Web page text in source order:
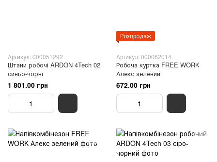
Артикул: 000051292
Штани робочі ARDON 4Tech 02
синьо-чорні
1 801.00 грн
Розпродаж
Артикул: 000062014
Робоча куртка FREE WORK
Алекс зелений
672.00 грн